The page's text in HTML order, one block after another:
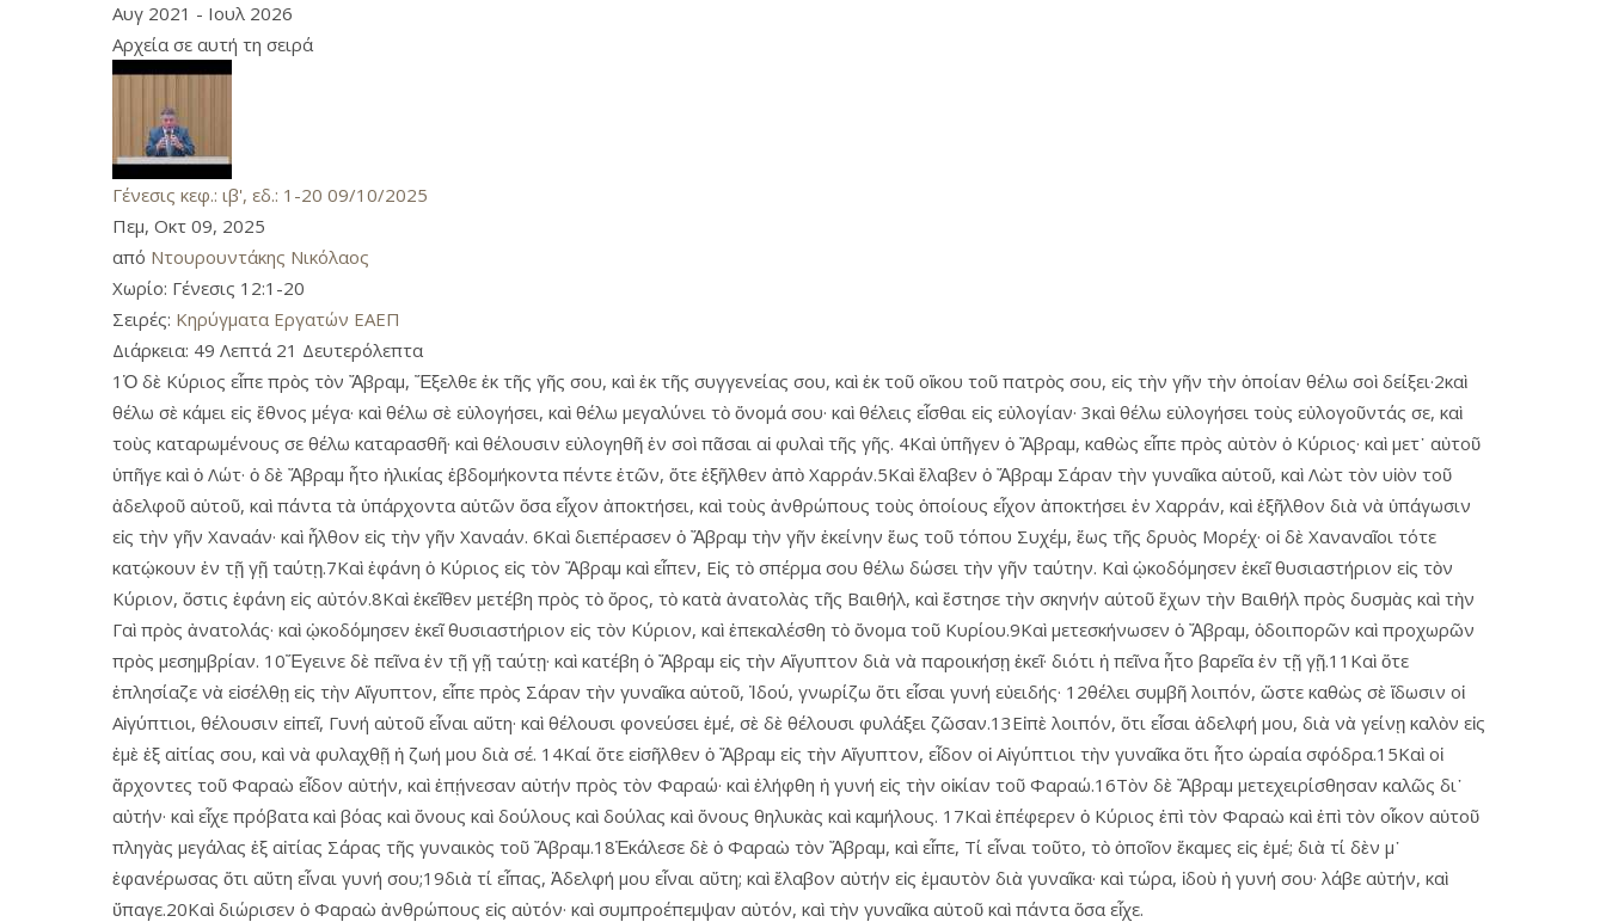
Αυγ 2021 - Ιουλ 2026
Αρχεία σε αυτή τη σειρά
Γένεσις κεφ.: ιβ', εδ.: 1-20 09/10/2025
Πεμ, Οκτ 09, 2025
από Ντουρουντάκης Νικόλαος
Χωρίο: Γένεσις 12:1-20
Σειρές: Κηρύγματα Εργατών ΕΑΕΠ
Διάρκεια: 49 Λεπτά 21 Δευτερόλεπτα
1Ὁ δὲ Κύριος εἶπε πρὸς τὸν Ἄβραμ, Ἔξελθε ἐκ τῆς γῆς σου, καὶ ἐκ τῆς συγγενείας σου, καὶ ἐκ τοῦ οἴκου τοῦ πατρὸς σου, εἰς τὴν γῆν τὴν ὁποίαν θέλω σοὶ δείξει·2καὶ
θέλω σὲ κάμει εἰς ἔθνος μέγα· καὶ θέλω σὲ εὐλογήσει, καὶ θέλω μεγαλύνει τὸ ὄνομά σου· καὶ θέλεις εἶσθαι εἰς εὐλογίαν· 3καὶ θέλω εὐλογήσει τοὺς εὐλογοῦντάς σε, καὶ
τοὺς καταρωμένους σε θέλω καταρασθῆ· καὶ θέλουσιν εὐλογηθῆ ἐν σοὶ πᾶσαι αἱ φυλαὶ τῆς γῆς. 4Καὶ ὑπῆγεν ὁ Ἄβραμ, καθὼς εἶπε πρὸς αὐτὸν ὁ Κύριος· καὶ μετ᾿ αὐτοῦ
ὑπῆγε καὶ ὁ Λώτ· ὁ δὲ Ἄβραμ ἦτο ἡλικίας ἑβδομήκοντα πέντε ἐτῶν, ὅτε ἐξῆλθεν ἀπὸ Χαρράν.5Καὶ ἔλαβεν ὁ Ἄβραμ Σάραν τὴν γυναῖκα αὑτοῦ, καὶ Λὼτ τὸν υἱὸν τοῦ
ἀδελφοῦ αὑτοῦ, καὶ πάντα τὰ ὑπάρχοντα αὑτῶν ὅσα εἶχον ἀποκτήσει, καὶ τοὺς ἀνθρώπους τοὺς ὁποίους εἶχον ἀποκτήσει ἐν Χαρράν, καὶ ἐξῆλθον διὰ νὰ ὑπάγωσιν
εἰς τὴν γῆν Χαναάν· καὶ ἦλθον εἰς τὴν γῆν Χαναάν. 6Καὶ διεπέρασεν ὁ Ἄβραμ τὴν γῆν ἐκείνην ἕως τοῦ τόπου Συχέμ, ἕως τῆς δρυὸς Μορέχ· οἱ δὲ Χαναναῖοι τότε
κατῴκουν ἐν τῇ γῇ ταύτῃ.7Καὶ ἐφάνη ὁ Κύριος εἰς τὸν Ἄβραμ καὶ εἶπεν, Εἰς τὸ σπέρμα σου θέλω δώσει τὴν γῆν ταύτην. Καὶ ᾠκοδόμησεν ἐκεῖ θυσιαστήριον εἰς τὸν
Κύριον, ὅστις ἐφάνη εἰς αὐτόν.8Καὶ ἐκεῖθεν μετέβη πρὸς τὸ ὄρος, τὸ κατὰ ἀνατολὰς τῆς Βαιθήλ, καὶ ἔστησε τὴν σκηνήν αὑτοῦ ἔχων τὴν Βαιθήλ πρὸς δυσμὰς καὶ τὴν
Γαὶ πρὸς ἀνατολάς· καὶ ᾠκοδόμησεν ἐκεῖ θυσιαστήριον εἰς τὸν Κύριον, καὶ ἐπεκαλέσθη τὸ ὄνομα τοῦ Κυρίου.9Καὶ μετεσκήνωσεν ὁ Ἄβραμ, ὁδοιπορῶν καὶ προχωρῶν
πρὸς μεσημβρίαν. 10Ἔγεινε δὲ πεῖνα ἐν τῇ γῇ ταύτῃ· καὶ κατέβη ὁ Ἄβραμ εἰς τὴν Αἴγυπτον διὰ νὰ παροικήσῃ ἐκεῖ· διότι ἡ πεῖνα ἦτο βαρεῖα ἐν τῇ γῇ.11Καὶ ὅτε
ἐπλησίαζε νὰ εἰσέλθῃ εἰς τὴν Αἴγυπτον, εἶπε πρὸς Σάραν τὴν γυναῖκα αὑτοῦ, Ἰδού, γνωρίζω ὅτι εἶσαι γυνή εὐειδής· 12θέλει συμβῆ λοιπόν, ὥστε καθὼς σὲ ἴδωσιν οἱ
Αἰγύπτιοι, θέλουσιν εἰπεῖ, Γυνή αὐτοῦ εἶναι αὕτη· καὶ θέλουσι φονεύσει ἐμέ, σὲ δὲ θέλουσι φυλάξει ζῶσαν.13Εἰπὲ λοιπόν, ὅτι εἶσαι ἀδελφή μου, διὰ νὰ γείνῃ καλὸν εἰς
ἐμὲ ἐξ αἰτίας σου, καὶ νὰ φυλαχθῇ ἡ ζωή μου διὰ σέ. 14Καί ὅτε εἰσῆλθεν ὁ Ἄβραμ εἰς τὴν Αἴγυπτον, εἶδον οἱ Αἰγύπτιοι τὴν γυναῖκα ὅτι ἦτο ὡραία σφόδρα.15Καὶ οἱ
ἄρχοντες τοῦ Φαραὼ εἶδον αὐτήν, καὶ ἐπῄνεσαν αὐτήν πρὸς τὸν Φαραώ· καὶ ἐλήφθη ἡ γυνή εἰς τὴν οἰκίαν τοῦ Φαραώ.16Τὸν δὲ Ἄβραμ μετεχειρίσθησαν καλῶς δι᾿
αὐτήν· καὶ εἶχε πρόβατα καὶ βόας καὶ ὄνους καὶ δούλους καὶ δούλας καὶ ὄνους θηλυκὰς καὶ καμήλους. 17Καὶ ἐπέφερεν ὁ Κύριος ἐπὶ τὸν Φαραὼ καὶ ἐπὶ τὸν οἶκον αὑτοῦ
πληγὰς μεγάλας ἐξ αἰτίας Σάρας τῆς γυναικὸς τοῦ Ἄβραμ.18Ἐκάλεσε δὲ ὁ Φαραὼ τὸν Ἄβραμ, καὶ εἶπε, Τί εἶναι τοῦτο, τὸ ὁποῖον ἔκαμες εἰς ἐμέ; διὰ τί δὲν μ᾿
ἐφανέρωσας ὅτι αὕτη εἶναι γυνή σου;19διὰ τί εἶπας, Ἀδελφή μου εἶναι αὕτη; καὶ ἔλαβον αὐτήν εἰς ἐμαυτὸν διὰ γυναῖκα· καὶ τώρα, ἰδοὺ ἡ γυνή σου· λάβε αὐτήν, καὶ
ὕπαγε.20Καὶ διώρισεν ὁ Φαραὼ ἀνθρώπους εἰς αὐτόν· καὶ συμπροέπεμψαν αὐτόν, καὶ τὴν γυναῖκα αὐτοῦ καὶ πάντα ὅσα εἶχε.